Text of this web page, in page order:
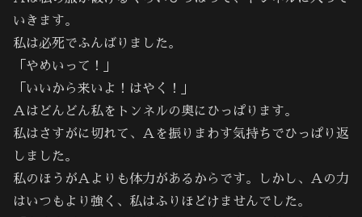
いきます。
私は必死でふんばりました。
「やめいって！」
「いいから来いよ！はやく！」
Ａはどんどん私をトンネルの奥にひっぱります。
私はさすがに切れて、Ａを振りまわす気持ちでひっぱり返
しました。
私のほうがＡよりも体力があるからです。しかし、Ａの力
はいつもより強く、私はふりほどけませんでした。